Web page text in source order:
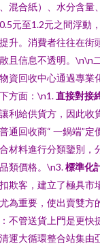
混合紙）、水分含量
元至1.2元之間浮動
升。消費者往往在街
且信息不透明。\n\n
資回收中心通過專業
方面：\n1.直接對接
利給供貨方，因此收
通回收商“ 一鍋端”
材料進行分類鑒別，
類價格。\n3.標準化
欺客，建立了極具市
為重要，使出賣雙方
不管送貨上門是更快
運大循環整合站集由